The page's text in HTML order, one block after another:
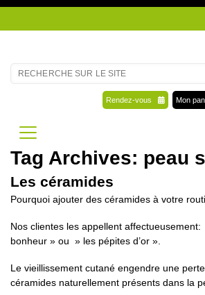
Rendez-vous Mon
Tag Archives: peau
Les céramides
Pourquoi ajouter des céramides à votre
Nos clientes les appellent
bonheur » ou » les pépites d’or ».
Le vieillissement cutané engendre une
céramides naturellement présents dans la